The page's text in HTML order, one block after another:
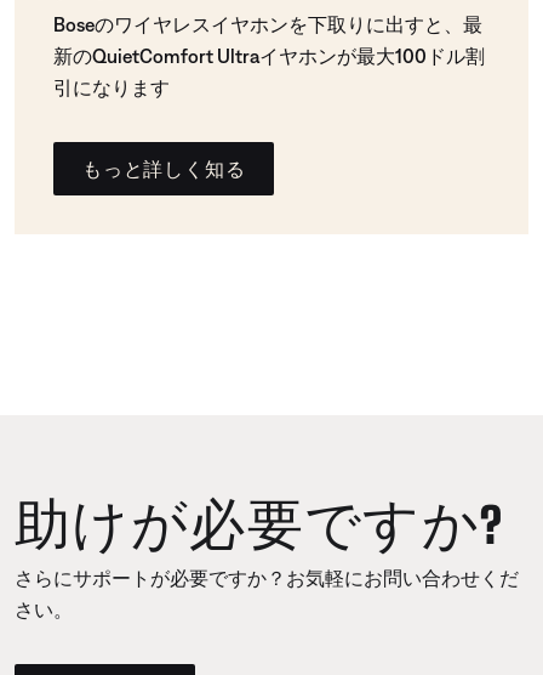
Boseのワイヤレスイヤホンを下取りに出すと、最
新のQuietComfort Ultraイヤホンが最大100ドル割
引になります
もっと詳しく知る
助けが必要ですか?
さらにサポートが必要ですか？お気軽にお問い合わせくだ
さい。